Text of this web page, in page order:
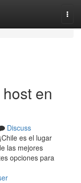
en
Discuss
es el lugar
las mejores
opciones para